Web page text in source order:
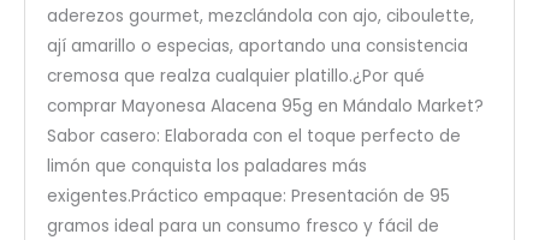
aderezos gourmet, mezclándola con ajo, ciboulette,
ají amarillo o especias, aportando una consistencia
cremosa que realza cualquier platillo.¿Por qué
comprar Mayonesa Alacena 95g en Mándalo Market?
Sabor casero: Elaborada con el toque perfecto de
limón que conquista los paladares más
exigentes.Práctico empaque: Presentación de 95
gramos ideal para un consumo fresco y fácil de